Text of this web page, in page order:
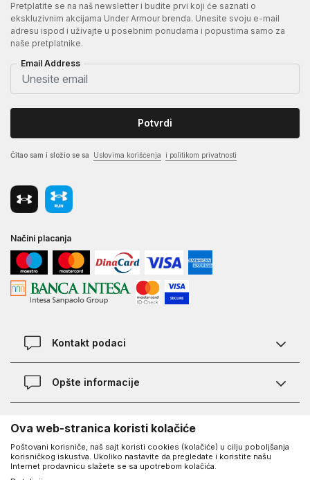
Pretplatite se na naš newsletter i budite prvi koji će saznati o
ekskluzivnim akcijama Under Armour brenda. Unesite svoju e-mail
adresu ispod i uživajte u posebnim ponudama i popustima samo za
naše pretplatnike.
Email Address
Potvrdi
Čitao sam i složio se sa Uslovima korišćenja i politikom privatnosti
Načini placanja
Kontakt podaci
Chat
Opšte informacije
Najčešća pitanja
Kako kupiti
Načini plaćanja
O Under Armour-u
O nama - priča o UA
UA Social
Ova web-stranica koristi kolačiće
Poštovani korisniče, naš sajt koristi cookies (kolačiće) u cilju poboljšanja
korisničkog iskustva. Ukoliko nastavite da pregledate i koristite našu
Internet prodavnicu slažete se sa upotrebom kolačića.